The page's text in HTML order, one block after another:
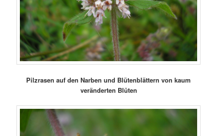
Pilzrasen auf den Narben und Blütenblättern von kaum
veränderten Blüten